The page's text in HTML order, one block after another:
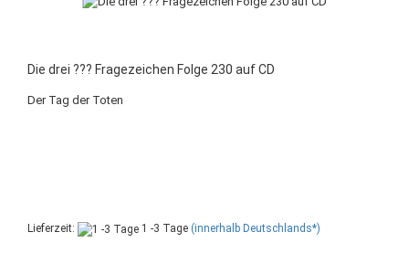
Die drei ??? Fragezeichen Folge 230 auf CD
Der Tag der Toten
Lieferzeit: 1 -3 Tage (innerhalb Deutschlands*)